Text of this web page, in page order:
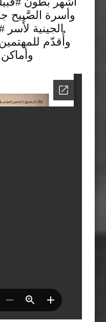
‏وأسرة
الجينية لأُسر
‏وأُقدّم